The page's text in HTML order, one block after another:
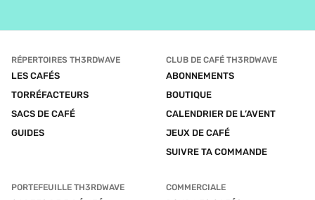
RÉPERTOIRES TH3RDWAVE
LES CAFÉS
TORRÉFACTEURS
SACS DE CAFÉ
GUIDES
CLUB DE CAFÉ TH3RDWAVE
ABONNEMENTS
BOUTIQUE
CALENDRIER DE L’AVENT
JEUX DE CAFÉ
SUIVRE TA COMMANDE
PORTEFEUILLE TH3RDWAVE COMMERCIALE